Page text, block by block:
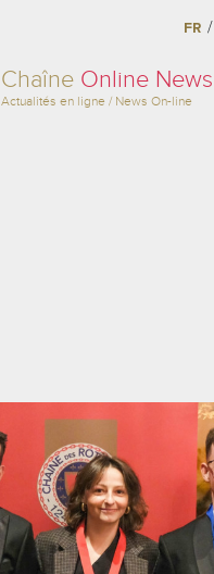
Chaîne Online News
Actualités en ligne / News On-line
FR /